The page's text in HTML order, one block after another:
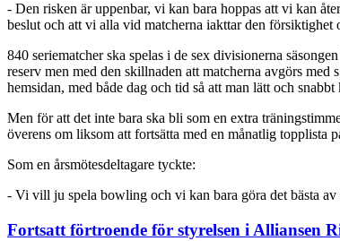
- Den risken är uppenbar, vi kan bara hoppas att vi kan
beslut och att vi alla vid matcherna iakttar den
840 seriematcher ska spelas i de sex divisionerna
reserv men med den skillnaden att matcherna avgörs
hemsidan, med både dag och tid så att man lätt och
Men för att det inte bara ska bli som en extra
överens om liksom att fortsätta med en månatlig topplista
Som en årsmötesdeltagare tyckte:
- Vi vill ju spela bowling och vi kan bara göra det bästa
Fortsatt förtroende för styrelsen i Alliansen